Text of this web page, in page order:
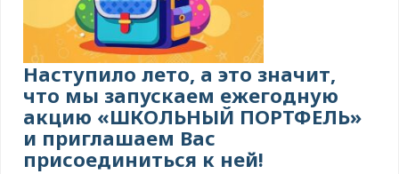
Наступило лето, а это значит,
что мы запускаем ежегодную
акцию «ШКОЛЬНЫЙ ПОРТФЕЛЬ»
и приглашаем Вас
присоединиться к ней!